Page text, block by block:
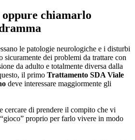
chiamarlo
le patologie neurologiche e i disturbi
sicuramente dei problemi da trattare con
da adulto e totalmente diversa dalla
il primo Trattamento SDA Viale
deve interessare maggiormente gli
cercare di prendere il compito che vi
proprio per farlo vivere in modo